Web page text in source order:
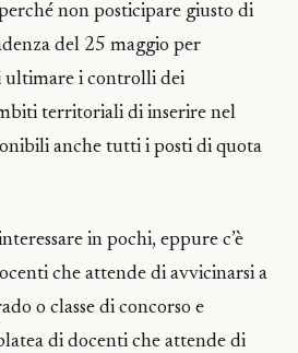
non posticipare giusto di
del 25 maggio per
ultimare i controlli dei
territoriali di inserire nel
anche tutti i posti di quota
in pochi, eppure c’è
che attende di avvicinarsi a
o classe di concorso e
di docenti che attende di